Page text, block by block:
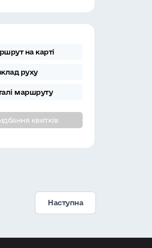
на карті
руху
маршруту
квитків
Наступна